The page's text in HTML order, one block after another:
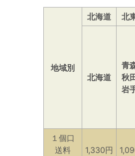
地域別
北海道 北
北海道
青
秋
岩
１個口
送料
1,330円